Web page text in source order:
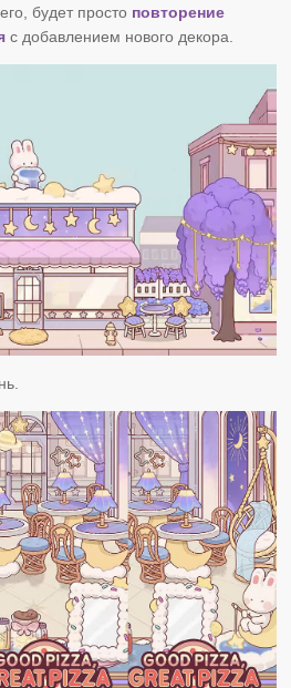
будет просто повторение
с добавлением нового декора.